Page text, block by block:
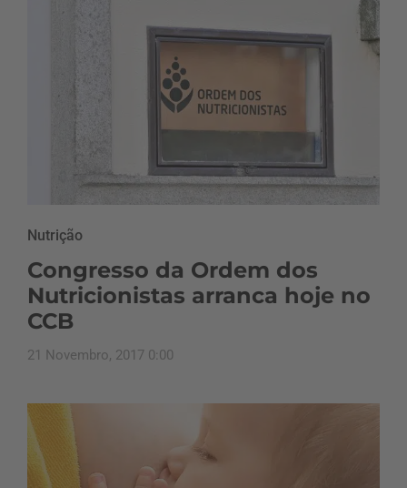
Nutrição
Congresso da Ordem dos
Nutricionistas arranca hoje no
CCB
21 Novembro, 2017 0:00